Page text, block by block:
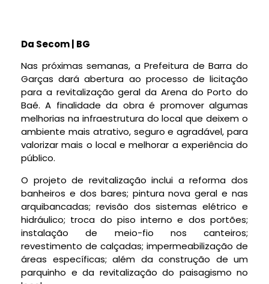
Da Secom | BG
Nas próximas semanas, a Prefeitura de Barra do
Garças dará abertura ao processo de licitação
para a revitalização geral da Arena do Porto do
Baé. A finalidade da obra é promover algumas
melhorias na infraestrutura do local que deixem o
ambiente mais atrativo, seguro e agradável, para
valorizar mais o local e melhorar a experiência do
público.
O projeto de revitalização inclui a reforma dos
banheiros e dos bares; pintura nova geral e nas
arquibancadas; revisão dos sistemas elétrico e
hidráulico; troca do piso interno e dos portões;
instalação de meio-fio nos canteiros;
revestimento de calçadas; impermeabilização de
áreas específicas; além da construção de um
parquinho e da revitalização do paisagismo no